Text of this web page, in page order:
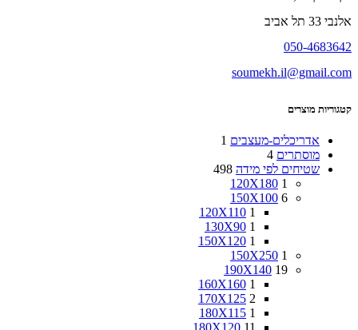
אלנבי 33 תל אביב
050-4683642
soumekh.il@gmail.com
קטגוריות מוצרים
אדריכלים-מעצבים 1
מוסתרים 4
שטיחים לפי מידה 498
120X180 1
150X100 6
120X110 1
130X90 1
150X120 1
150X250 1
190X140 19
160X160 1
170X125 2
180X115 1